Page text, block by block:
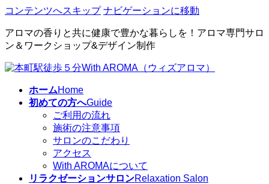
コンテンツへスキップ ナビゲーションに移動
アロマの香りと共に健康で豊かな暮らしを！アロマ専門サロ
ン＆ワークショップ&デザイン制作
ホームHome
初めての方へGuide
ご利用の流れ
施術の注意事項
サロンのこだわり
アクセス
With AROMAについて
リラクゼーションサロンRelaxation Salon